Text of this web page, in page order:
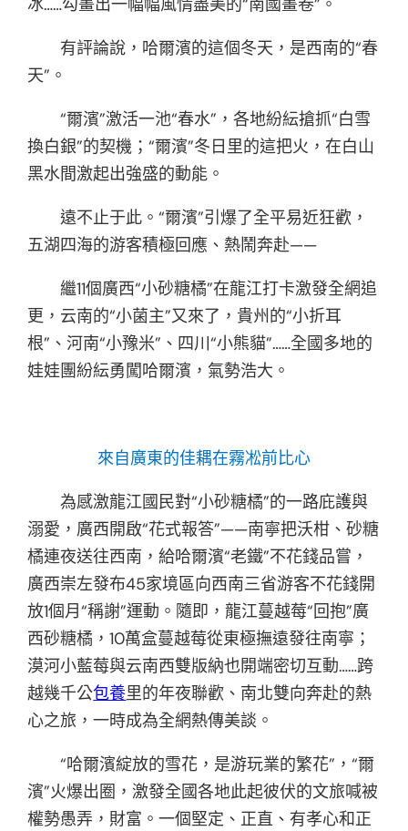
冰……勾畫出一幅幅風情盡美的“南國畫卷”。
有評論說，哈爾濱的這個冬天，是西南的“春
天”。
“爾濱”激活一池“春水”，各地紛紜搶抓“白雪
換白銀”的契機；“爾濱”冬日里的這把火，在白山
黑水間激起出強盛的動能。
遠不止于此。“爾濱”引爆了全平易近狂歡，
五湖四海的游客積極回應、熱鬧奔赴——
繼11個廣西“小砂糖橘”在龍江打卡激發全網追
更，云南的“小菌主”又來了，貴州的“小折耳
根”、河南“小豫米”、四川“小熊貓”……全國多地的
娃娃團紛紜勇闖哈爾濱，氣勢浩大。
來自廣東的佳耦在霧凇前比心
為感激龍江國民對“小砂糖橘”的一路庇護與
溺愛，廣西開啟“花式報答”——南寧把沃柑、砂糖
橘連夜送往西南，給哈爾濱“老鐵”不花錢品嘗，
廣西崇左發布45家境區向西南三省游客不花錢開
放1個月“稱謝”運動。隨即，龍江蔓越莓“回抱”廣
西砂糖橘，10萬盒蔓越莓從東極撫遠發往南寧；
漠河小藍莓與云南西雙版納也開端密切互動……跨
越幾千公包養里的年夜聯歡、南北雙向奔赴的熱
心之旅，一時成為全網熱傳美談。
“哈爾濱綻放的雪花，是游玩業的繁花”，“爾
濱”火爆出圈，激發全國各地此起彼伏的文旅喊被
權勢愚弄，財富。一個堅定、正直、有孝心和正